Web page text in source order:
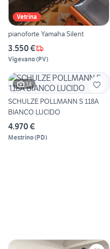
Vetrina
pianoforte Yamaha Silent
3.550 €
Vigevano(PV)
14
SCHULZE POLLMANN S 118A
BIANCO LUCIDO
4.970 €
Mestrino(PD)